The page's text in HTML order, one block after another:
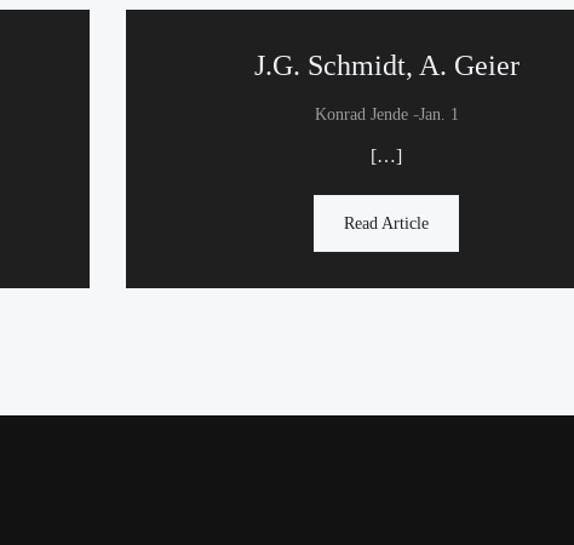
J.G. Schmidt, A. Geier
Konrad Jende -Jan. 1
[…]
Read Article